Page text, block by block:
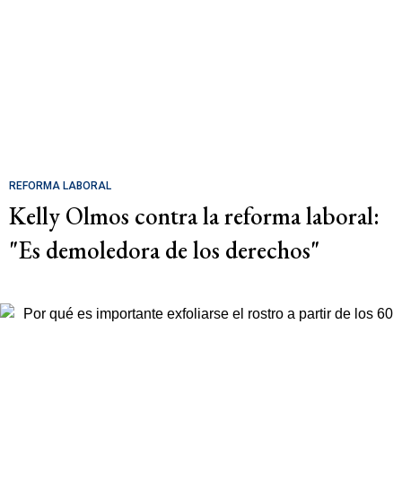
REFORMA LABORAL
Kelly Olmos contra la reforma laboral:
"Es demoledora de los derechos"